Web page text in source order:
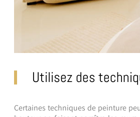
Utilisez des
Certaines techniques de peinture